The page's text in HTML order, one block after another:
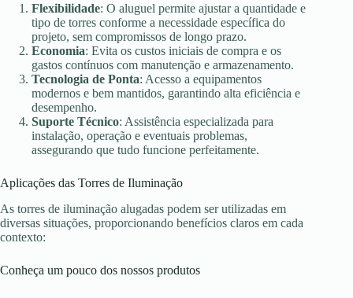
Flexibilidade: O aluguel permite ajustar a quantidade e
tipo de torres conforme a necessidade específica do
projeto, sem compromissos de longo prazo.
Economia: Evita os custos iniciais de compra e os
gastos contínuos com manutenção e armazenamento.
Tecnologia de Ponta: Acesso a equipamentos
modernos e bem mantidos, garantindo alta eficiência e
desempenho.
Suporte Técnico: Assistência especializada para
instalação, operação e eventuais problemas,
assegurando que tudo funcione perfeitamente.
Aplicações das Torres de Iluminação
As torres de iluminação alugadas podem ser utilizadas em
diversas situações, proporcionando benefícios claros em cada
contexto:
Conheça um pouco dos nossos produtos